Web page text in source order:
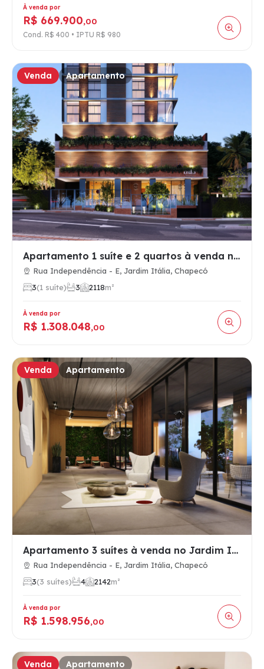
À venda por
R$ 669.900,00
Cond. R$ 400 • IPTU R$ 980
Venda Apartamento
Apartamento 1 suíte e 2 quartos à venda no Jardim Itália, Ch…
Rua Independência - E, Jardim Itália, Chapecó
3(1 suíte) 3 2118m²
À venda por
R$ 1.308.048,00
Venda Apartamento
Apartamento 3 suítes à venda no Jardim Itália, Chapecó SC, e…
Rua Independência - E, Jardim Itália, Chapecó
3(3 suítes) 4 2142m²
À venda por
R$ 1.598.956,00
Venda Apartamento